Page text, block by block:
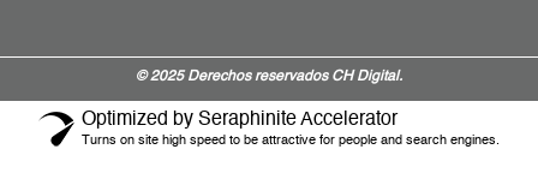
© 2025 Derechos reservados CH Digital.
Optimized by Seraphinite Accelerator
Turns on site high speed to be attractive for people and search engines.